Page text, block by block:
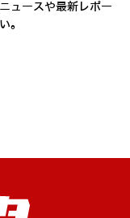
ュースや最新レポー
。